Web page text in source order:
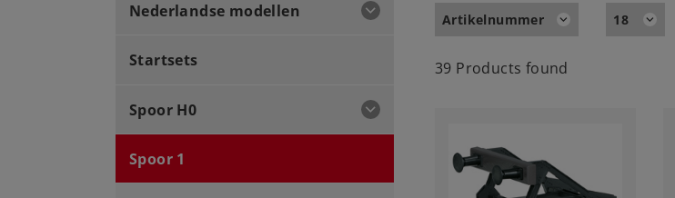
Nederlandse modellen
Startsets
Spoor H0
Spoor 1
Artikelnummer 18
39 Products found